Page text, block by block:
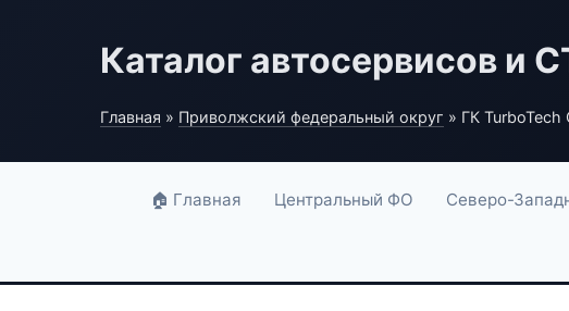
Каталог автосервисов и
Главная » Приволжский федеральный округ » ГК TurboTech
🏠 Главная Центральный ФО Северо-